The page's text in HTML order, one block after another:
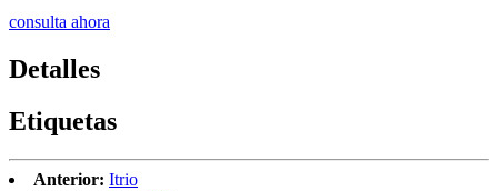
consulta ahora
Detalles
Etiquetas
Anterior: Itrio